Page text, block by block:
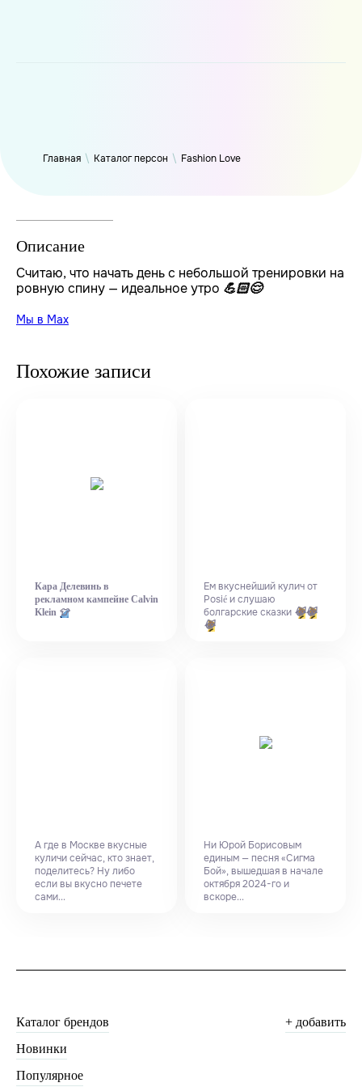
Главная \ Каталог персон \ Fashion Love
Описание
Считаю, что начать день с небольшой тренировки на
ровную спину — идеальное утро 💪🏻😌
Мы в Max
Похожие записи
Кара Делевинь в
рекламном кампейне Calvin
Klein 👕
Ем вкуснейший кулич от
Posié и слушаю
болгарские сказки 😹😹
😹
А где в Москве вкусные
куличи сейчас, кто знает,
поделитесь? Ну либо
если вы вкусно печете
сами...
Ни Юрой Борисовым
единым — песня «Сигма
Бой», вышедшая в начале
октября 2024-го и
вскоре...
Каталог брендов
Новинки
Популярное
+ добавить